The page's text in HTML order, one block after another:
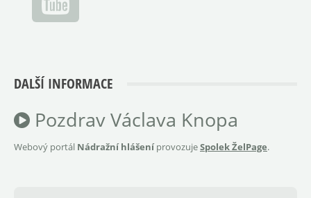
DALŠÍ INFORMACE
Pozdrav Václava Knopa
Webový portál Nádražní hlášeníprovozujeSpolek ŽelPage.